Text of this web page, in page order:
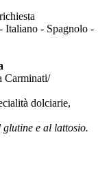
Italiano - Spagnolo -
Carminati/
dolciarie,
e al lattosio.